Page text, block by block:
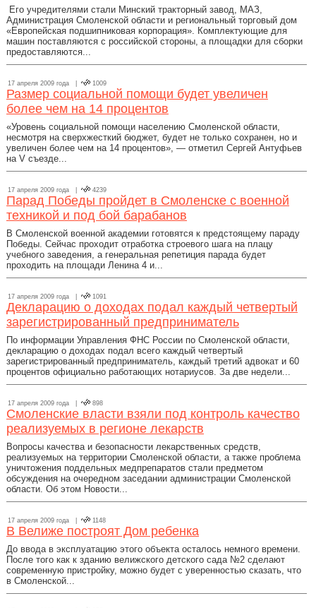
Его учредителями стали Минский тракторный завод, МАЗ,
Администрация Смоленской области и региональный торговый дом
«Европейская подшипниковая корпорация». Комплектующие для
машин поставляются с российской стороны, а площадки для сборки
предоставляются...
17 апреля 2009 года | 1009
Размер социальной помощи будет увеличен
более чем на 14 процентов
«Уровень социальной помощи населению Смоленской области,
несмотря на сверхжесткий бюджет, будет не только сохранен, но и
увеличен более чем на 14 процентов», — отметил Сергей Антуфьев
на V съезде...
17 апреля 2009 года | 4239
Парад Победы пройдет в Смоленске с военной
техникой и под бой барабанов
В Смоленской военной академии готовятся к предстоящему параду
Победы. Сейчас проходит отработка строевого шага на плацу
учебного заведения, а генеральная репетиция парада будет
проходить на площади Ленина 4 и...
17 апреля 2009 года | 1091
Декларацию о доходах подал каждый четвертый
зарегистрированный предприниматель
По информации Управления ФНС России по Смоленской области,
декларацию о доходах подал всего каждый четвертый
зарегистрированный предприниматель, каждый третий адвокат и 60
процентов официально работающих нотариусов. За две недели...
17 апреля 2009 года | 898
Смоленские власти взяли под контроль качество
реализуемых в регионе лекарств
Вопросы качества и безопасности лекарственных средств,
реализуемых на территории Смоленской области, а также проблема
уничтожения поддельных медпрепаратов стали предметом
обсуждения на очередном заседании администрации Смоленской
области. Об этом Новости...
17 апреля 2009 года | 1148
В Велиже построят Дом ребенка
До ввода в эксплуатацию этого объекта осталось немного времени.
После того как к зданию велижского детского сада №2 сделают
современную пристройку, можно будет с уверенностью сказать, что
в Смоленской...